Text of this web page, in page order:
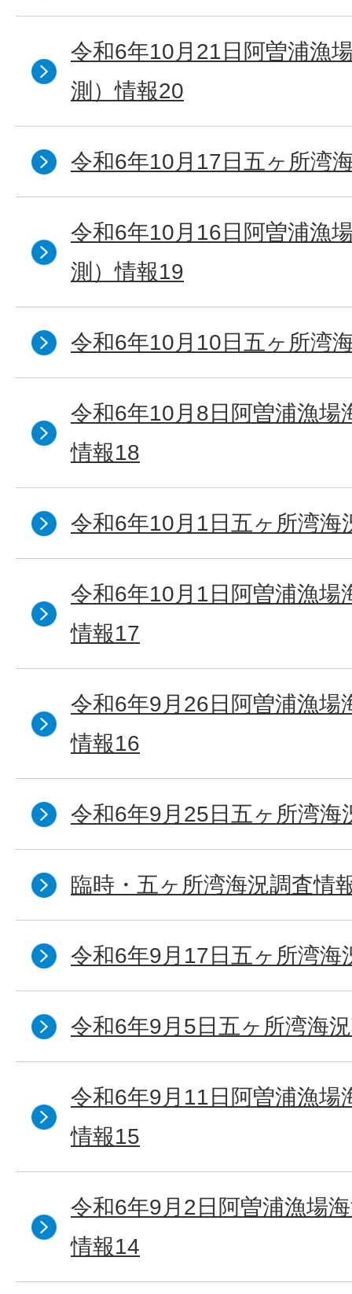
令和6年10月21日阿曽浦漁
測）情報20
令和6年10月17日五ヶ所湾
令和6年10月16日阿曽浦漁
測）情報19
令和6年10月10日五ヶ所湾
令和6年10月8日阿曽浦漁場
情報18
令和6年10月1日五ヶ所湾海
令和6年10月1日阿曽浦漁場
情報17
令和6年9月26日阿曽浦漁場
情報16
令和6年9月25日五ヶ所湾海
臨時・五ヶ所湾海況調査情
令和6年9月17日五ヶ所湾海
令和6年9月5日五ヶ所湾海
令和6年9月11日阿曽浦漁場
情報15
令和6年9月2日阿曽浦漁場
情報14